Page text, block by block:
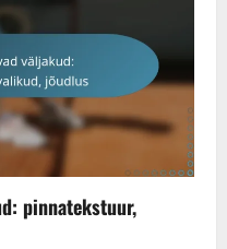
pinnatekstuur,